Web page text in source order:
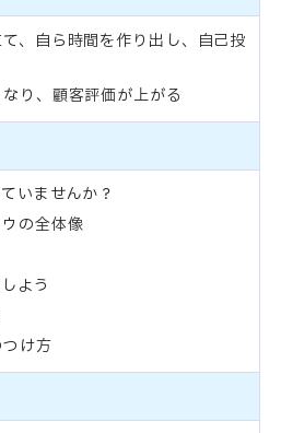
、自ら時間を作り出し、自己投
り、顧客評価が上がる
いませんか？
の全体像
よう
け方